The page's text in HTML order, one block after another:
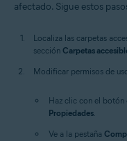
afectado. Sigue estos
Localiza las carpetas
sección Carpetas
Modificar permisos de
Haz clic con el botón
Propiedades.
Ve a la pestaña